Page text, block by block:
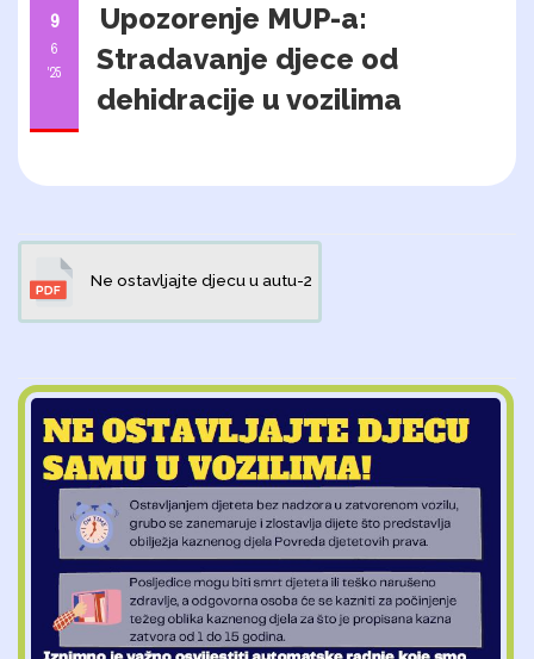
9
6
'25
Upozorenje MUP-a:
Stradavanje djece od
dehidracije u vozilima
Ne ostavljajte djecu u autu-2